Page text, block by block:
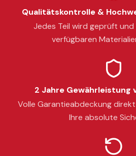
Qualitätskontrolle &
Jedes Teil wird geprüft
verfügbaren
2 Jahre Gewährleistung
Volle Garantieabdeckung
Ihre absolute